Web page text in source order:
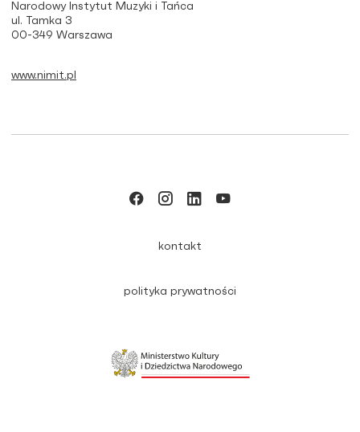
Narodowy Instytut Muzyki i Tańca
ul. Tamka 3
00-349 Warszawa
www.nimit.pl
kontakt
polityka prywatności